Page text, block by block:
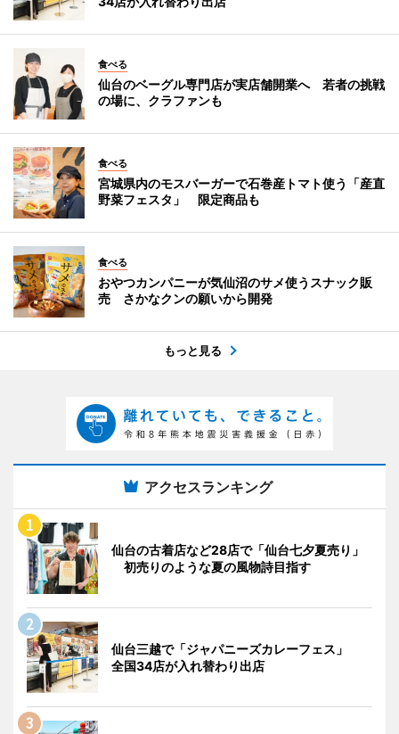
食べる
仙台のベーグル専門店が実店舗開業へ 若者の挑戦
の場に、クラファンも
食べる
宮城県内のモスバーガーで石巻産トマト使う「産直
野菜フェスタ」 限定商品も
食べる
おやつカンパニーが気仙沼のサメ使うスナック販
売 さかなクンの願いから開発
もっと見る
アクセスランキング
仙台の古着店など28店で「仙台七夕夏売り」
初売りのような夏の風物詩目指す
仙台三越で「ジャパニーズカレーフェス」
全国34店が入れ替わり出店